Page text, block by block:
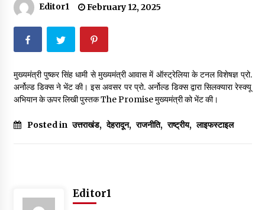
May 18, 2022
Thought Of The Day 17 May
May 17, 2022
May 16, 2022
Editor1 February 12, 2025
मुख्यमंत्री पुष्कर सिंह धामी से मुख्यमंत्री आवास में ऑस्ट्रेलिया के टनल विशेषज्ञ प्रो.
अर्नोल्ड डिक्स ने भेंट की। इस अवसर पर प्रो. अर्नोल्ड डिक्स द्वारा सिलक्यारा रेस्क्यू
अभियान के ऊपर लिखी पुस्तक The Promise मुख्यमंत्री को भेंट की।
Posted in उत्तराखंड, देहरादून, राजनीति, राष्ट्रीय, लाइफस्टाइल
Editor1